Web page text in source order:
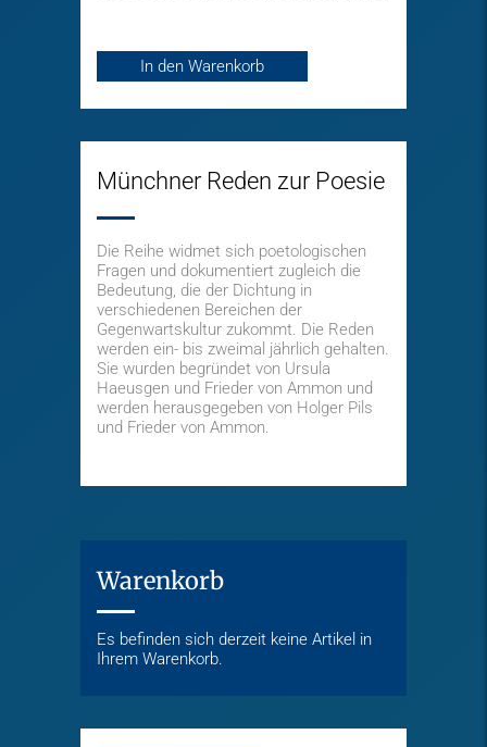
In den Warenkorb
Münchner Reden zur Poesie
Die Reihe widmet sich poetologischen
Fragen und dokumentiert zugleich die
Bedeutung, die der Dichtung in
verschiedenen Bereichen der
Gegenwartskultur zukommt. Die Reden
werden ein- bis zweimal jährlich gehalten.
Sie wurden begründet von Ursula
Haeusgen und Frieder von Ammon und
werden herausgegeben von Holger Pils
und Frieder von Ammon.
Warenkorb
Es befinden sich derzeit keine Artikel in
Ihrem Warenkorb.